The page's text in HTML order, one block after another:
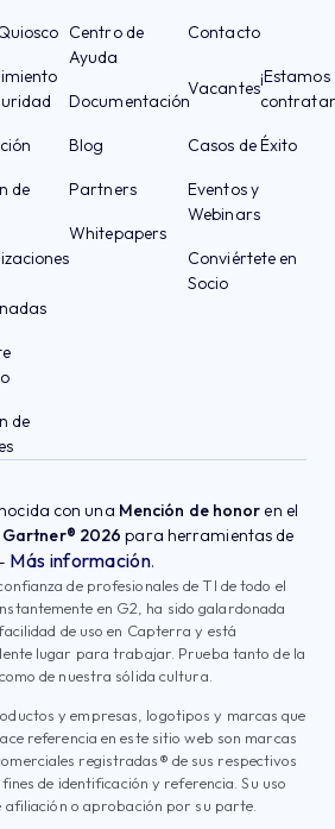
de
de
Centro de
Ayuda
Documentación
Blog
Partners
Whitepapers
Contacto
Vacantes
¡Estamos
Casos de Éxito
Eventos y
Webinars
Conviértete en
Socio
con una Mención de honor en el
2026 para herramientas de
Más información.
de profesionales de TI de todo el
en G2, ha sido galardonada
de uso en Capterra y está
lugar para trabajar. Prueba tanto de la
de nuestra sólida cultura.
y empresas, logotipos y marcas que
referencia en este sitio web son marcas
registradas® de sus respectivos
de identificación y referencia. Su uso
afiliación o aprobación por su parte.